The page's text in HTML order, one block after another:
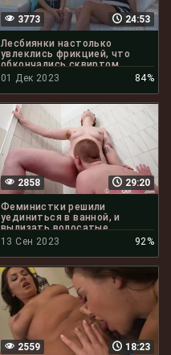
24:53
3773
Лесбиянки настолько
увлеклись фрикцией, что
обкончались сквиртом
01 Дек 2023
84%
29:20
2858
Феминистки решили
уединиться в ванной, и
вылизать волосатые
клиторы
13 Сен 2023 92%
18:23
2559